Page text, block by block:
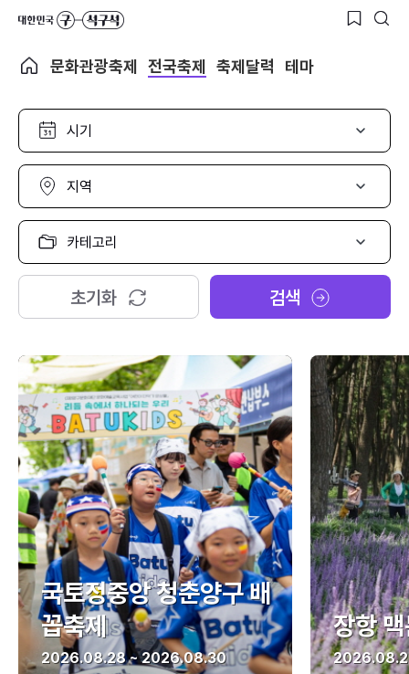
문화관광축제 전국축제 축제달력 테마
시
선
택
지
선
택
카
고
리
택
초기화 검색
국토정중앙 청춘양구 배
꼽축제
2026.08.28 ~ 2026.08.30
장항